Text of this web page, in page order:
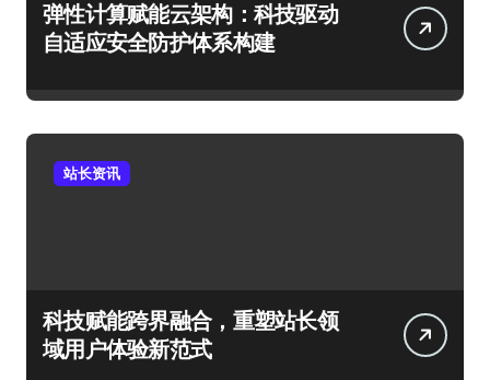
弹性计算赋能云架构：科技驱动
自适应安全防护体系构建
站长资讯
科技赋能跨界融合，重塑站长领
域用户体验新范式